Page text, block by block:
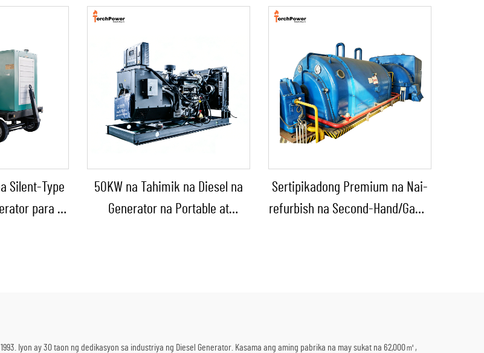
Silent-Type
para sa
50KW na Tahimik na Diesel na
Generator na Portable at
Sertipikadong Premium na Nai-
refurbish na Second-Hand/Gamit
Iyon ay 30 taon ng dedikasyon sa industriya ng Diesel Generator. Kasama ang aming pabrika na may sukat na 62,000㎡,